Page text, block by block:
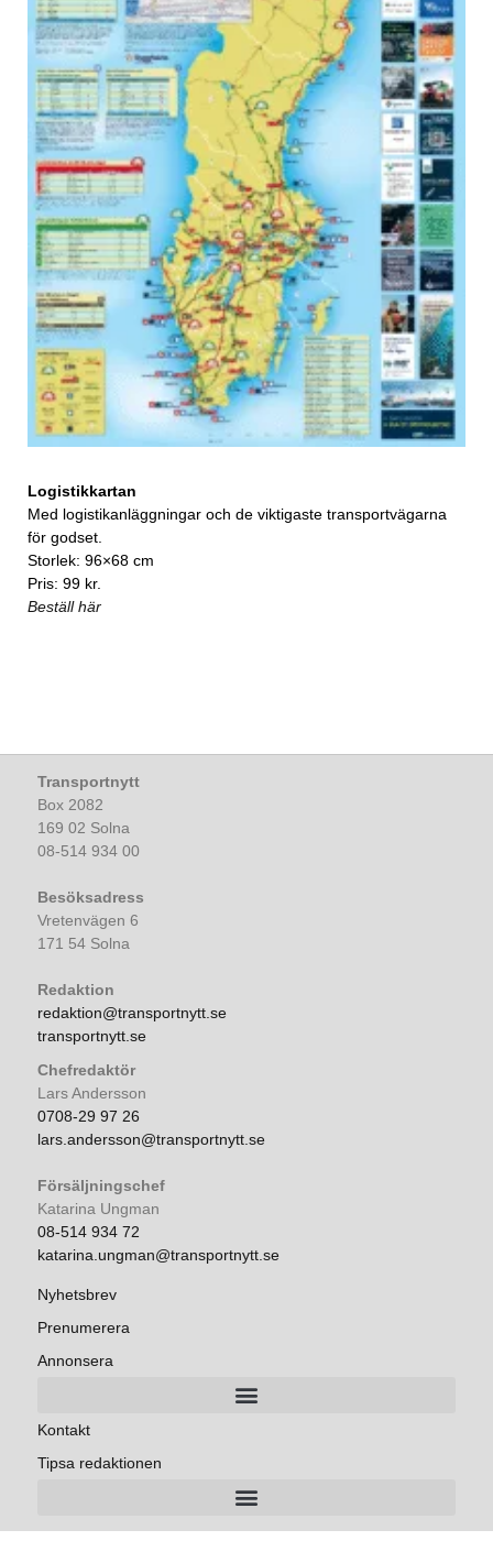
Logistikkartan
Med logistikanläggningar och de viktigaste transportvägarna
för godset.
Storlek: 96×68 cm
Pris: 99 kr.
Beställ här
Transportnytt
Box 2082
169 02 Solna
08-514 934 00
Besöksadress
Vretenvägen 6
171 54 Solna
Redaktion
redaktion@transportnytt.se
transportnytt.se
Chefredaktör
Lars Andersson
0708-29 97 26
lars.andersson@transportnytt.se
Försäljningschef
Katarina Ungman
08-514 934 72
katarina.ungman@transportnytt.se
Nyhetsbrev
Prenumerera
Annonsera
Kontakt
Tipsa redaktionen